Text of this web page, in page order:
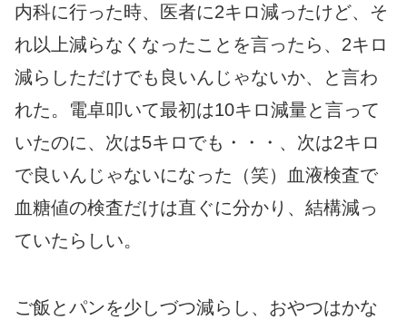
内科に行った時、医者に2キロ減ったけど、そ
れ以上減らなくなったことを言ったら、2キロ
減らしただけでも良いんじゃないか、と言わ
れた。電卓叩いて最初は10キロ減量と言って
いたのに、次は5キロでも・・・、次は2キロ
で良いんじゃないになった（笑）血液検査で
血糖値の検査だけは直ぐに分かり、結構減っ
ていたらしい。
ご飯とパンを少しづつ減らし、おやつはかな